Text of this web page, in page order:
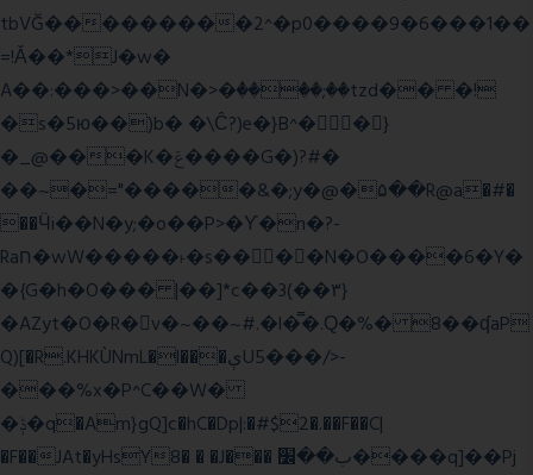
tbVĞ���������2^�p0����9�6���1��
=!Ǎ��*J�w�
A��:���>��N�>�ٝ����;��tzd�� �!
�s�5ю��)b� �\Ĉ?)e�}B^��}
�_@���K�ݝ����G�)?#�
��~�="�����&�;y�@�۵��R@a�#�
��Ӵi��N�y;�o��P>�ϒ�n�?­
Raח�wW�����˫�s����N�O����6�Y�
�{G�h�O��� |��]*c��3(��٣}
�AZyt�O�R�v�~��~#.�l�̿�.Ԛ�%� 8��ʠaP
Q)[�R.KHKÙNmL�l���ېU5���/>-
���%x�P^C��W�
�ݙ�q�Am}gQ]c�hC�Dp|:�#$2�.��F��C|
�F��JAt�yHsY8� � �J��� ب��׼����q]��Pj